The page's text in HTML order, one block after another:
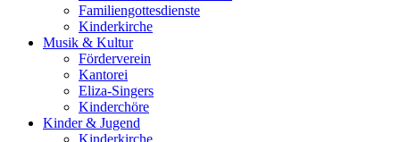
Familiengottesdienste
Kinderkirche
Musik & Kultur
Förderverein
Kantorei
Eliza-Singers
Kinderchöre
Kinder & Jugend
Kinderkirche